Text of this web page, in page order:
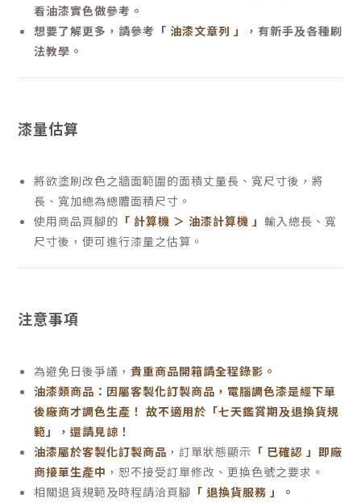
看油漆實色做參考。
想要了解更多，請參考 「 油漆文章列 」
，有新手及各種刷
法教學。
漆量估算
將欲塗刷改色之牆面範圍的面積丈量長、寬尺寸後，將
長、寬加總為總體面積尺寸。
使用商品頁腳的 「 計算機 ＞ 油漆計算機 」 輸入總長、寬
尺寸後，便可進行漆量之估算。
注意事項
為避免日後爭議， 貴重商品開箱請全程錄影。
油漆類商品：因屬客製化訂製商品，電腦調色漆是經下單
後廠商才調色生產！ 故不適用於「七天鑑賞期及退換貨規
範」，還請見諒！
油漆屬於客製化訂製商品 ，訂單狀態顯示 「 已確認 」即廠
商接單生產中 ，恕不接受訂單修改、更換色號之要求。
相關退貨規範及時程請洽頁腳 「 退換貨服務 」
。